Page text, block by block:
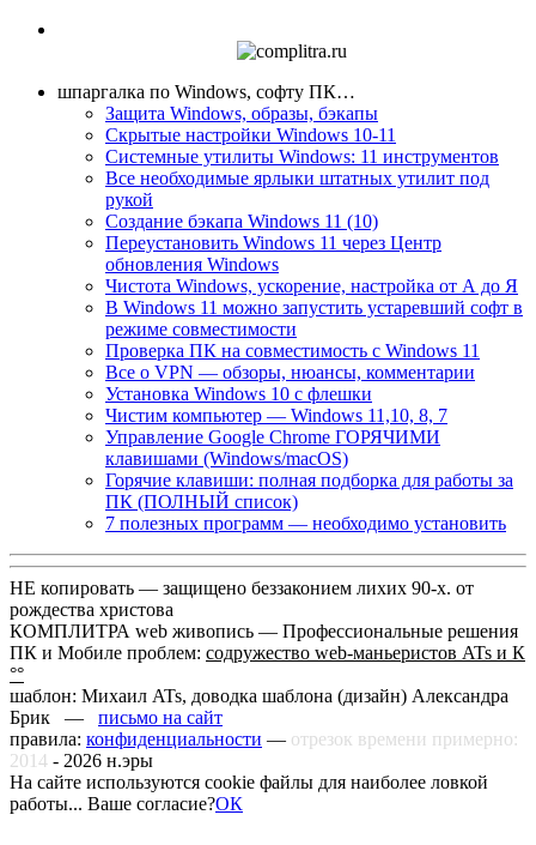
шпаргалка по Windows, софту ПК…
Защита Windows, образы, бэкапы
Скрытые настройки Windows 10-11
Системные утилиты Windows: 11 инструментов
Все необходимые ярлыки штатных утилит под
рукой
Создание бэкапа Windows 11 (10)
Переустановить Windows 11 через Центр
обновления Windows
Чистота Windows, ускорение, настройка от А до Я
В Windows 11 можно запустить устаревший софт в
режиме совместимости
Проверка ПК на совместимость с Windows 11
Все о VPN — обзоры, нюансы, комментарии
Установка Windows 10 с флешки
Чистим компьютер — Windows 11,10, 8, 7
Управление Google Chrome ГОРЯЧИМИ
клавишами (Windows/macOS)
Горячие клавиши: полная подборка для работы за
ПК (ПОЛНЫЙ список)
7 полезных программ — необходимо установить
НЕ копировать — защищено беззаконием лихих 90-х. от
рождества христова
КОМПЛИТРА web живопись — Профессиональные решения
ПК и Мобиле проблем: содружество web-маньеристов ATs и К
°°
шаблон: Михаил ATs, доводка шаблона (дизайн) Александра
Брик — письмо на сайт
правила: конфиденциальности — отрезок времени примерно:
2014 - 2026 н.эры
На сайте используются cookie файлы для наиболее ловкой
работы... Ваше согласие?ОК